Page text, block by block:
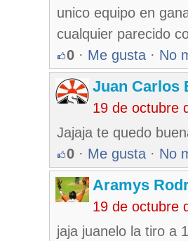
unico equipo en
cualquier parecido
0 · Me gusta · No
Juan Carlos
19 de octubre
Jajaja te quedo
0 · Me gusta · No
Aramys
19 de octubre
jaja juanelo la tiro a